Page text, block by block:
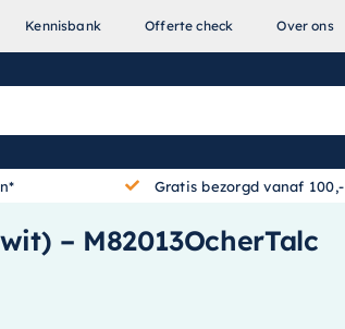
Kennisbank Offerte check Over ons
Gratis bezorgd vanaf 100,-
– M82013OcherTalc